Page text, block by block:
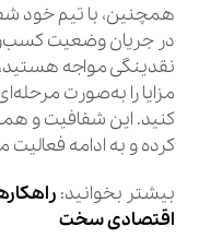
همچنین، با تیم خود
در جریان وضعیت
نقدینگی مواجه هستید،
مزایا را به‌صورت
کنید. این شفافیت و
کرده و به ادامه
بیشتر بخوانید:
اقتصادی سخت